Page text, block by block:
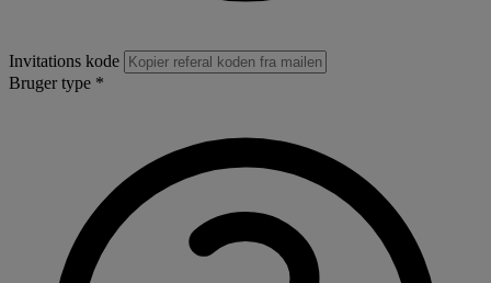
Invitations kode
Bruger type *